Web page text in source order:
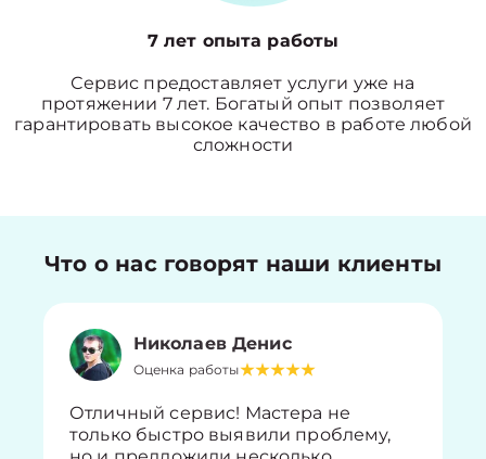
7 лет опыта работы
Сервис предоставляет услуги уже на
протяжении 7 лет. Богатый опыт позволяет
гарантировать высокое качество в работе любой
сложности
Что о нас говорят наши клиенты
Николаев Денис
Оценка работы
Отличный сервис! Мастера не
только быстро выявили проблему,